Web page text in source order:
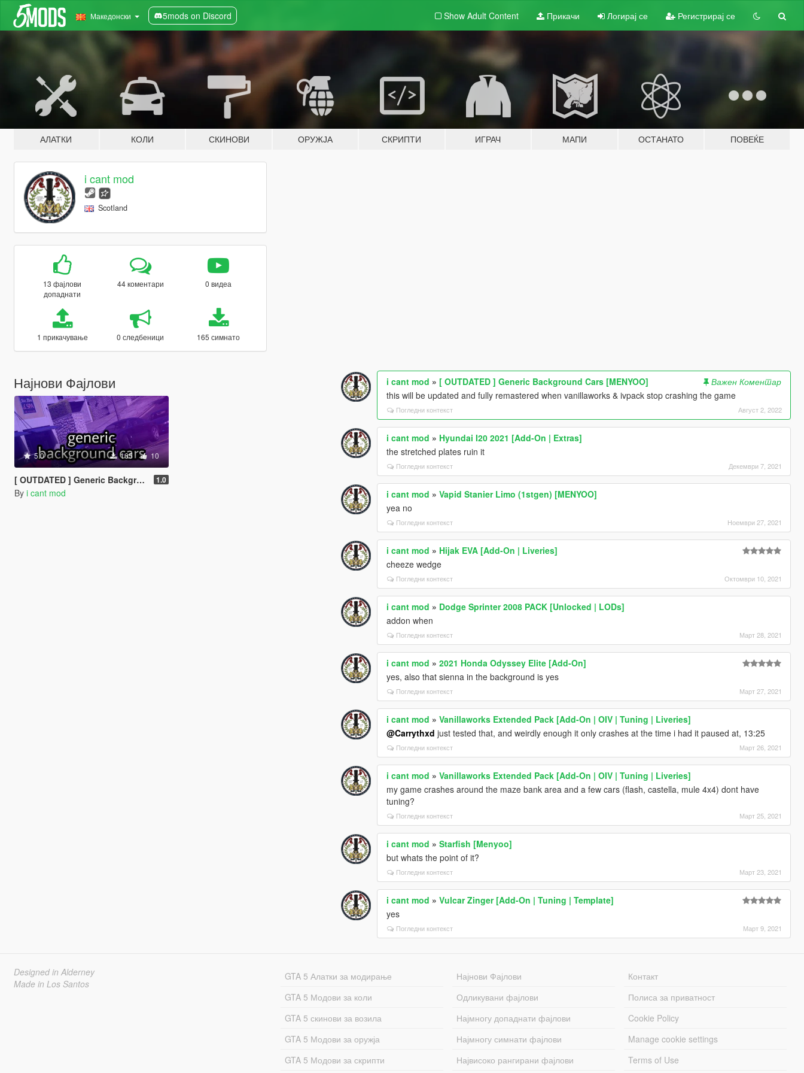
Македонски 5mods on Discord Show Adult Content Прикачи Логирај се Регистрирај се
АЛАТКИ КОЛИ СКИНОВИ ОРУЖЈА СКРИПТИ ИГРАЧ МАПИ ОСТАНАТО ПОВЕЌЕ
i cant mod
Scotland
13 фајлови
допаднати
44 коментари 0 видеа
1 прикачување 0 следбеници 165 симнато
Најнови Фајлови
5.0 165 10
[ OUTDATED ] Generic Background Cars [MENYOO] 1.0
By i cant mod
i cant mod » [ OUTDATED ] Generic Background Cars [MENYOO]
Важен Коментар
this will be updated and fully remastered when vanillaworks & ivpack stop crashing the game
Погледни контекст Август 2, 2022
i cant mod » Hyundai I20 2021 [Add-On | Extras]
the stretched plates ruin it
Погледни контекст Декември 7, 2021
i cant mod »Vapid Stanier Limo (1stgen) [MENYOO]
yea no
Погледни контекст Ноември 27, 2021
i cant mod » Hijak EVA [Add-On | Liveries]
cheeze wedge
Погледни контекст Октомври 10, 2021
i cant mod » Dodge Sprinter 2008 PACK [Unlocked | LODs]
addon when
Погледни контекст Март 28, 2021
i cant mod »2021 Honda Odyssey Elite [Add-On]
yes, also that sienna in the background is yes
Погледни контекст Март 27, 2021
i cant mod »Vanillaworks Extended Pack [Add-On | OIV | Tuning | Liveries]
@Carrythxd just tested that, and weirdly enough it only crashes at the time i had it paused at, 13:25
Погледни контекст Март 26, 2021
i cant mod »Vanillaworks Extended Pack [Add-On | OIV | Tuning | Liveries]
my game crashes around the maze bank area and a few cars (flash, castella, mule 4x4) dont have
tuning?
Погледни контекст Март 25, 2021
i cant mod »Starfish [Menyoo]
but whats the point of it?
Погледни контекст Март 23, 2021
i cant mod »Vulcar Zinger [Add-On | Tuning | Template]
yes
Погледни контекст Март 9, 2021
Designed in Alderney
Made in Los Santos
GTA 5 Алатки за модирање
GTA 5 Модови за коли
GTA 5 скинови за возила
GTA 5 Модови за оружја
GTA 5 Модови за скрипти
Најнови Фајлови
Одликувани фајлови
Најмногу допаднати фајлови
Најмногу симнати фајлови
Највисоко рангирани фајлови
Контакт
Полиса за приватност
Cookie Policy
Manage cookie settings
Terms of Use